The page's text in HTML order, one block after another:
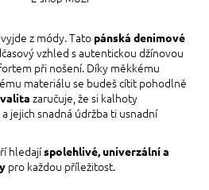
z módy. Tato pánská denimové
vzhled s autentickou džínovou
při nošení. Díky měkkému
materiálu se budeš cítit pohodlně
zaručuje, že si kalhoty
jejich snadná údržba ti usnadní
hledajíspolehlivé, univerzální a
pro každou příležitost.